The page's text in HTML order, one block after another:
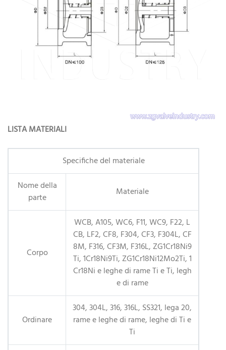
LISTA MATERIALI
Specifiche del materiale
Nome della
parte
Materiale
Corpo
WCB, A105, WC6, F11, WC9, F22, L
CB, LF2, CF8, F304, CF3, F304L, CF
8M, F316, CF3M, F316L, ZG1Cr18Ni9
Ti, 1Cr18Ni9Ti, ZG1Cr18Ni12Mo2Ti, 1
Cr18Ni e leghe di rame Ti e Ti, legh
e di rame
Ordinare
304, 304L, 316, 316L, SS321, lega 20,
rame e leghe di rame, leghe di Ti e
Ti